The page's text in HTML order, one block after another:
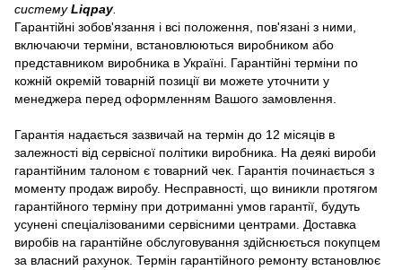
системуLiqpay.
Гарантійні зобов'язання і всі положення, пов'язані з ними,
включаючи терміни, встановлюються виробником або
представником виробника в Україні. Гарантійні терміни по
кожній окремій товарній позиції ви можете уточнити у
менеджера перед оформленням Вашого замовлення.
Гарантія надається зазвичай на термін до 12 місяців в
залежності від сервісної політики виробника. На деякі вироби
гарантійним талоном є товарний чек. Гарантія починається з
моменту продаж виробу. Несправності, що виникли протягом
гарантійного терміну при дотриманні умов гарантії, будуть
усунені спеціалізованими сервісними центрами. Доставка
виробів на гарантійне обслуговування здійснюється покупцем
за власний рахунок. Термін гарантійного ремонту встановлює